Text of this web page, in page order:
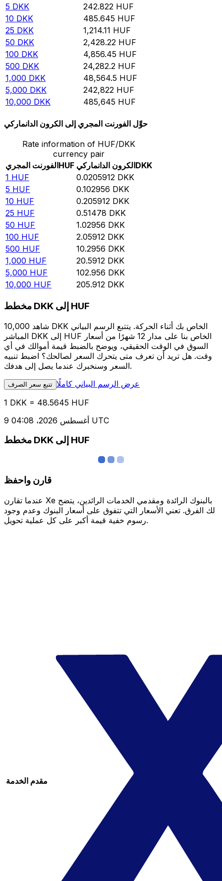
5 DKK 242.822 HUF
10 DKK 485.645 HUF
25 DKK 1,214.11 HUF
50 DKK 2,428.22 HUF
100 DKK 4,856.45 HUF
500 DKK 24,282.2 HUF
1,000 DKK 48,564.5 HUF
5,000 DKK 242,822 HUF
10,000 DKK 485,645 HUF
حوِّل الفورنت المجري إلى الكرون الدانماركي
Rate information of HUF/DKK
currency pair
الفورنت المجريHUF الكرون الدانماركيDKK
1 HUF 0.0205912 DKK
5 HUF 0.102956 DKK
10 HUF 0.205912 DKK
25 HUF 0.51478 DKK
50 HUF 1.02956 DKK
100 HUF 2.05912 DKK
500 HUF 10.2956 DKK
1,000 HUF 20.5912 DKK
5,000 HUF 102.956 DKK
10,000 HUF 205.912 DKK
مخطط DKK إلى HUF
شاهد 10,000 DKK الخاص بك أثناء الحركة. يتتبع الرسم البياني
المباشر DKK إلى HUF الخاص بنا على مدار 12 شهرًا من أسعار
السوق في الوقت الحقيقي، ويوضح بالضبط قيمة أموالك في أي
وقت. هل تريد أن تعرف متى يتحرك السعر لصالحك؟ اضبط تنبيه
السعر وسنخبرك عندما يصل إلى هدفك.
تتبع سعر الصرف عرض الرسم البياني كاملًا
1 DKK = 48.5645 HUF
9 أغسطس 2026، 04:08 UTC
مخطط DKK إلى HUF
قارن واحفظ
عندما تقارن Xe بالبنوك الرائدة ومقدمي الخدمات الرائدين، يتضح
لك الفرق. تعني الأسعار التي تتفوق على أسعار البنوك وعدم وجود
رسوم خفية قيمة أكبر على كل عملية تحويل.
مقدم الخدمة